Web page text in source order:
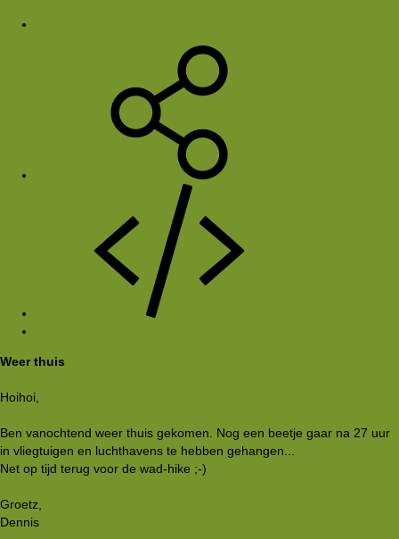
Weer thuis
Hoihoi,
Ben vanochtend weer thuis gekomen. Nog een beetje gaar na 27 uur
in vliegtuigen en luchthavens te hebben gehangen...
Net op tijd terug voor de wad-hike ;-)
Groetz,
Dennis